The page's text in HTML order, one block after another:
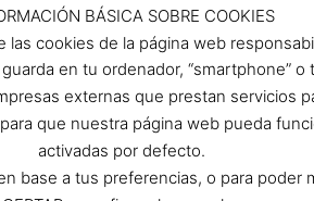
de datos
Conócenos
Contacto
BÁSICA SOBRE COOKIES
cookies de la página web
en tu ordenador, “smartphone”
externas que prestan servicios
que nuestra página web pueda
activadas por defecto.
base a tus preferencias, o para